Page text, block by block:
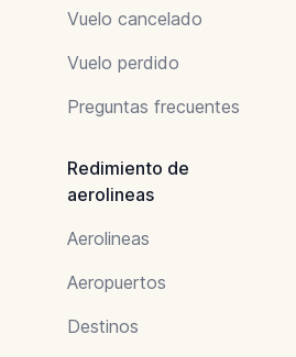
Vuelo cancelado
Vuelo perdido
Preguntas frecuentes
Redimiento de
aerolineas
Aerolineas
Aeropuertos
Destinos